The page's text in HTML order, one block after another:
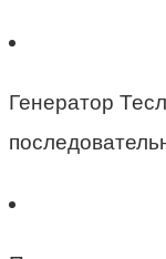
Генератор